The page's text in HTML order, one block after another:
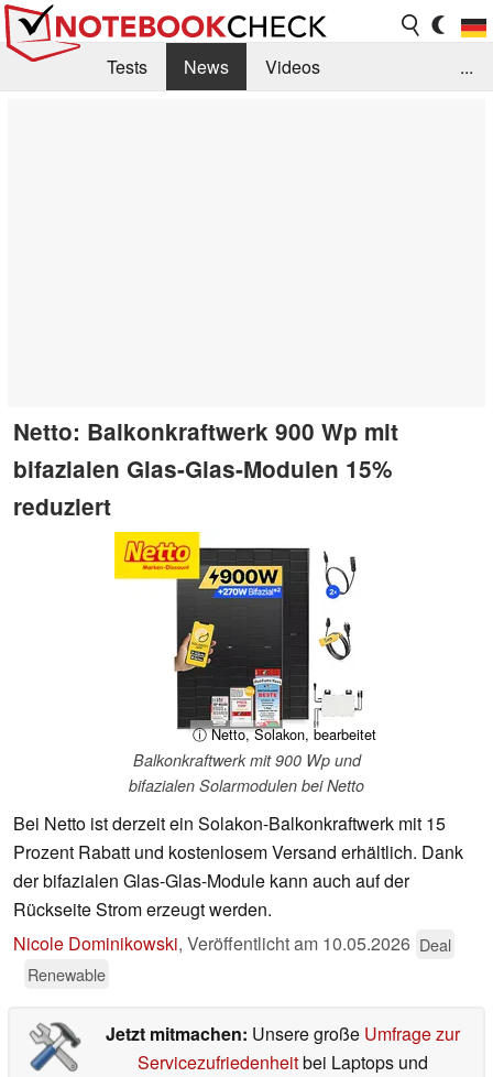
Tests News
Videos
...
Netto: Balkonkraftwerk 900 Wp mit
bifazialen Glas-Glas-Modulen 15%
reduziert
ⓘ Netto, Solakon, bearbeitet
Balkonkraftwerk mit 900 Wp und
bifazialen Solarmodulen bei Netto
Bei Netto ist derzeit ein Solakon-Balkonkraftwerk mit 15
Prozent Rabatt und kostenlosem Versand erhältlich. Dank
der bifazialen Glas-Glas-Module kann auch auf der
Rückseite Strom erzeugt werden.
Nicole Dominikowski, Veröffentlicht am 10.05.2026 Deal
Renewable
Jetzt mitmachen: Unsere große Umfrage zur
Servicezufriedenheitbei Laptops und